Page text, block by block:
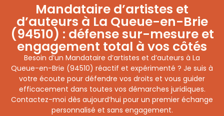
Mandataire d’artistes et
d’auteurs à La Queue-en-Brie
(94510) : défense sur-mesure et
engagement total à vos côtés
Besoin d’un Mandataire d’artistes et d’auteurs à La
Queue-en-Brie (94510) réactif et expérimenté ? Je suis à
votre écoute pour défendre vos droits et vous guider
efficacement dans toutes vos démarches juridiques.
Contactez-moi dès aujourd’hui pour un premier échange
personnalisé et sans engagement.